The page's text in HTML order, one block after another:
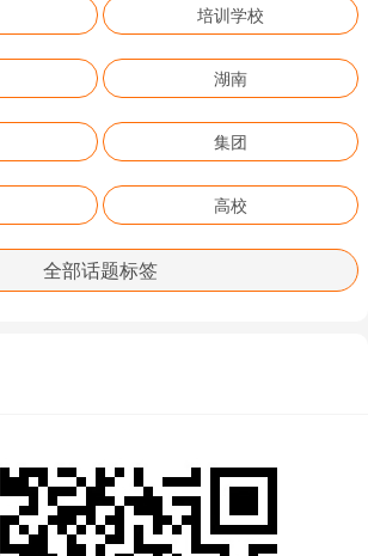
培训学校
湖南
集团
高校
全部话题标签